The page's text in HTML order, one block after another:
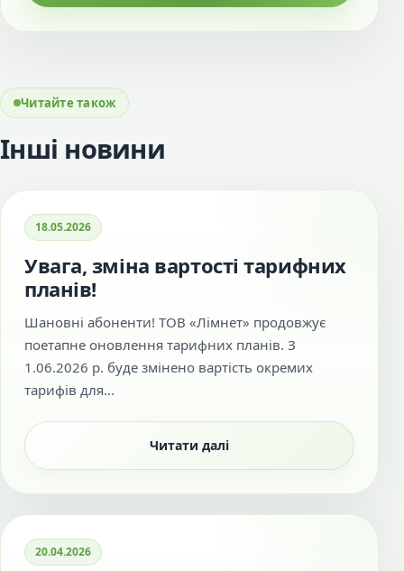
Читайте також
Інші новини
18.05.2026
Увага, зміна вартості тарифних
планів!
Шановні абоненти! ТОВ «Лімнет» продовжує
поетапне оновлення тарифних планів. З
1.06.2026 р. буде змінено вартість окремих
тарифів для...
Читати далі
20.04.2026